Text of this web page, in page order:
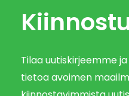
Tilaa uutiskirjeemme
tietoa avoimen